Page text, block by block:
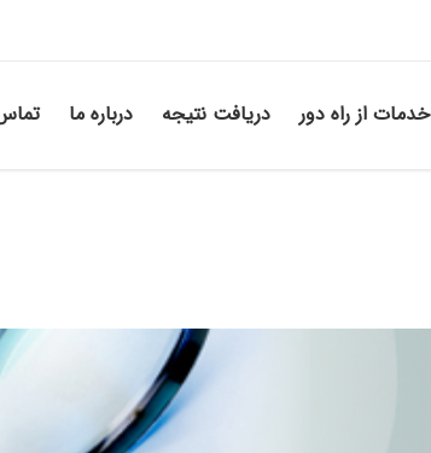
خدمات از راه دور دریافت نتیجه درباره ما